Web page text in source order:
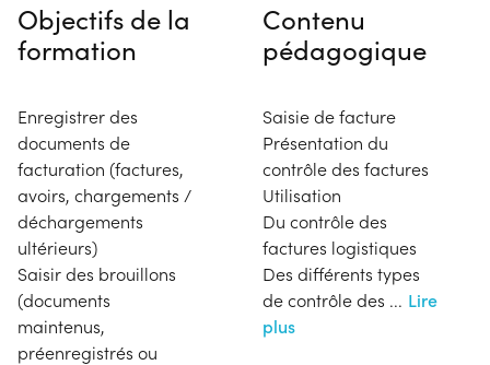
Objectifs de la
formation
Enregistrer des
documents de
facturation (factures,
avoirs, chargements /
déchargements
ultérieurs)
Saisir des brouillons
(documents
maintenus,
préenregistrés ou
Contenu
pédagogique
Saisie de facture
Présentation du
contrôle des factures
Utilisation
Du contrôle des
factures logistiques
Des différents types
de contrôle des ... Lire
plus